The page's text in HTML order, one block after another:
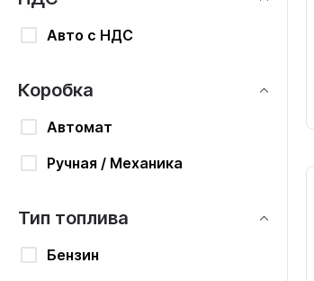
Авто с НДС
Коробка
Автомат
Ручная / Механика
Тип топлива
Бензин